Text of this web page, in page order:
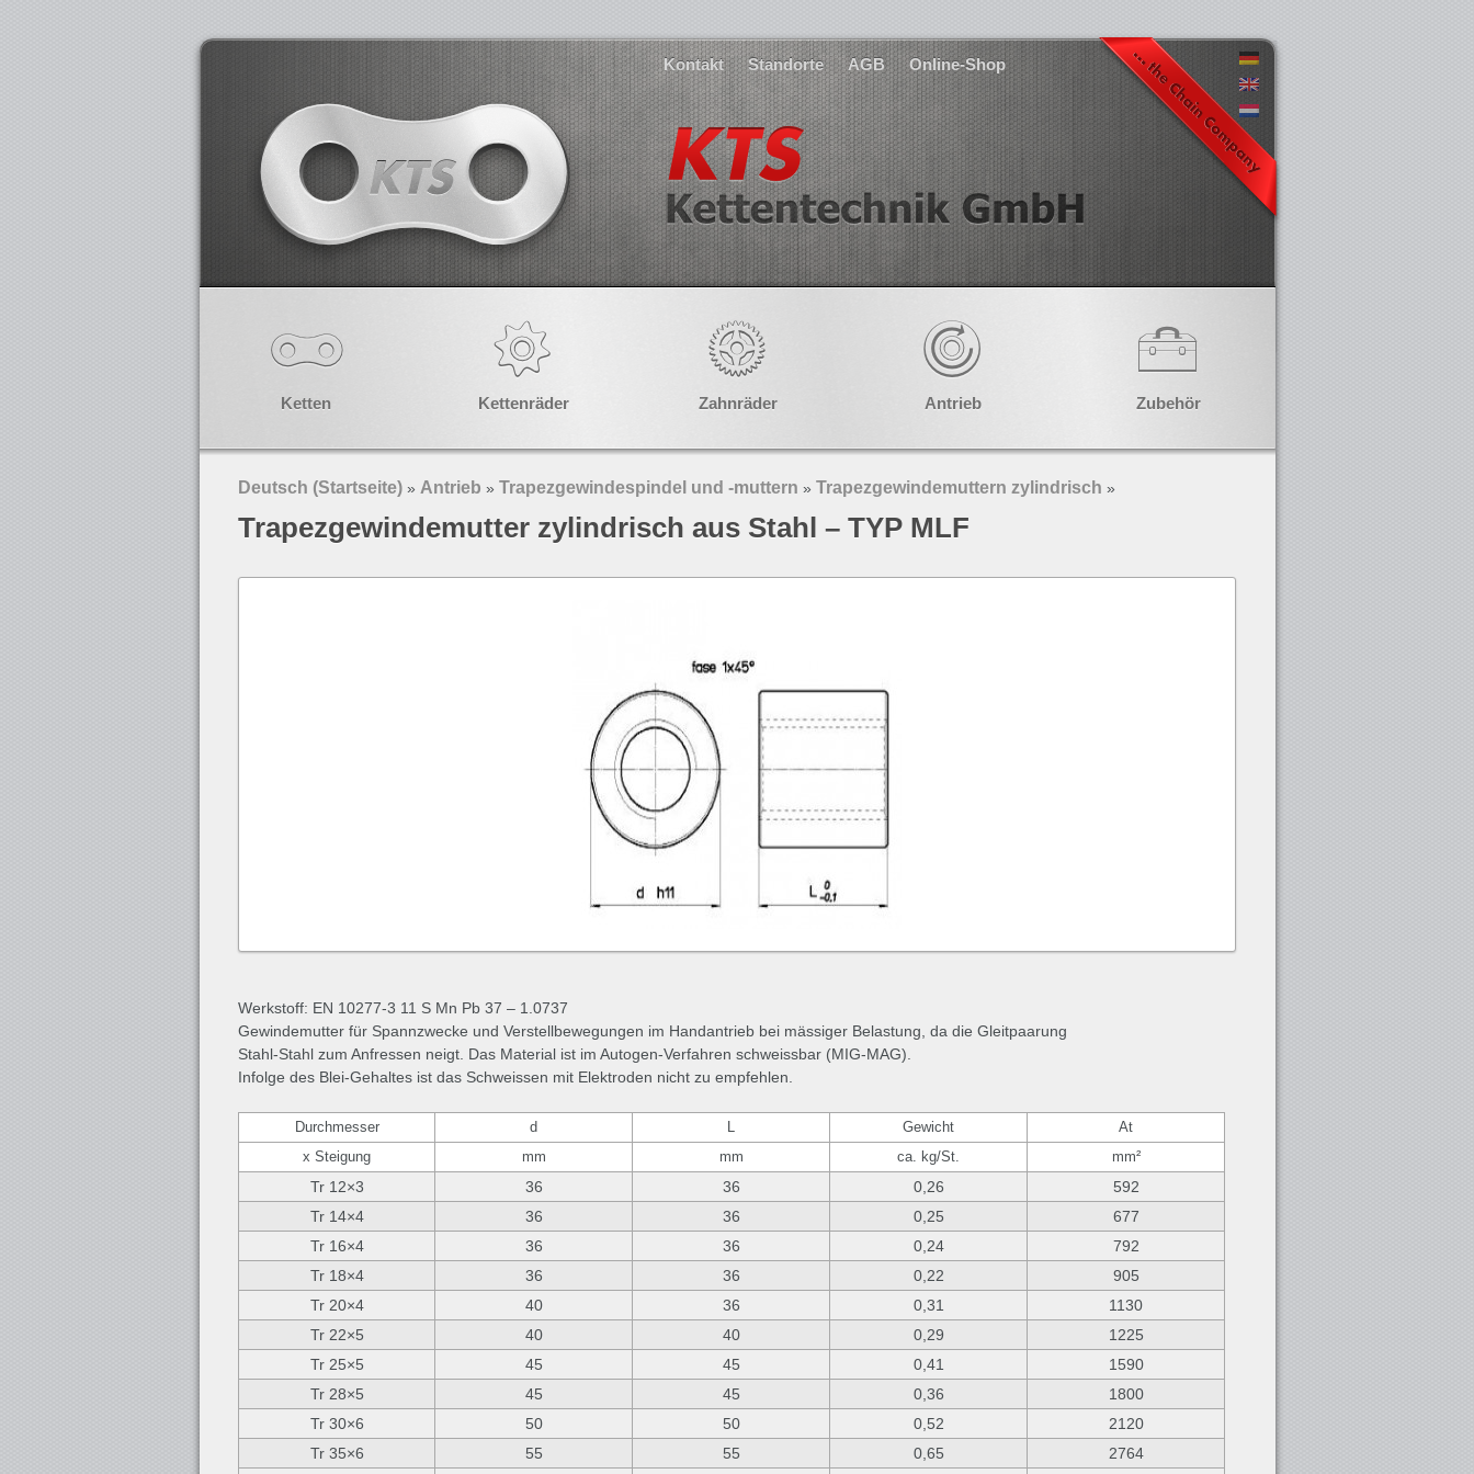
Kontakt Standorte AGB Online-Shop
Ketten Kettenräder Zahnräder Antrieb Zubehör
Deutsch (Startseite) » Antrieb » Trapezgewindespindel und -muttern » Trapezgewindemuttern zylindrisch »
Trapezgewindemutter zylindrisch aus Stahl – TYP MLF
Werkstoff: EN 10277-3 11 S Mn Pb 37 – 1.0737
Gewindemutter für Spannzwecke und Verstellbewegungen im Handantrieb bei mässiger Belastung, da die Gleitpaarung
Stahl-Stahl zum Anfressen neigt. Das Material ist im Autogen-Verfahren schweissbar (MIG-MAG).
Infolge des Blei-Gehaltes ist das Schweissen mit Elektroden nicht zu empfehlen.
Durchmesser d L Gewicht
At
x Steigung
mm mm ca. kg/St. mm²
Tr 12×3 36 36 0,26
592
Tr 14×4
36 36 0,25
677
Tr 16×4
36 36 0,24
792
Tr 18×4
36 36 0,22
905
Tr 20×4
40 36 0,31
1130
Tr 22×5
40 40 0,29
1225
Tr 25×5
45 45 0,41
1590
Tr 28×5
45 45 0,36
1800
Tr 30×6
50 50 0,52
2120
Tr 35×6
55 55 0,65 2764